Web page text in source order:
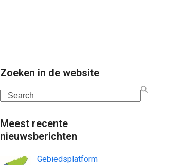
Zoeken in de website
Search
Meest recente
nieuwsberichten
Gebiedsplatform